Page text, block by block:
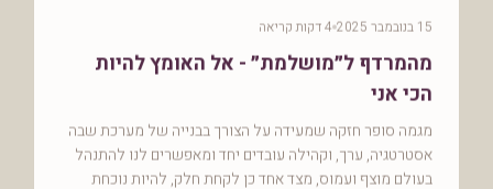
15 בנובמבר 2025 4 דקות קריאה
מהמרדף ל״מושלמת״ - אל האומץ להיות
הכי אני
מגמה סופר חזקה שמעידה על הצורך בבנייה של מערכת שבה
אסטרטגיה, ערך, וקהילה עובדים יחד ומאפשרים לנו להתנהל
בעולם מוצף ועמוס, מצד אחד כן לקחת חלק, להיות נוכחת